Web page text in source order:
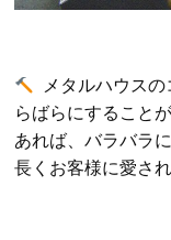
メタルハウス
らばらにすること
あれば、バラバラ
長くお客様に愛さ